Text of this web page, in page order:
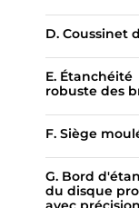
D. Coussinet
E. Étanchéité
robuste des
F. Siège
G. Bord
du disque